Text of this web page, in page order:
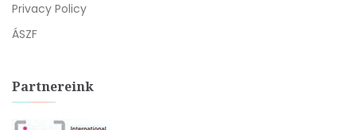
Privacy Policy
ÁSZF
Partnereink